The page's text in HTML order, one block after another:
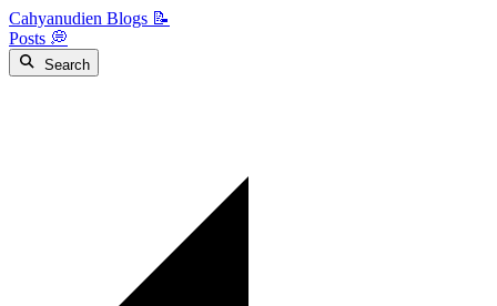
Cahyanudien Blogs 📝
Posts 💭
Search